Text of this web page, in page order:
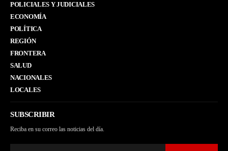
POLICIALES Y JUDICIALES
ECONOMÍA
POLÍTICA
REGIÓN
FRONTERA
SALUD
NACIONALES
LOCALES
SUBSCRIBIR
Reciba en su correo las noticias del día.